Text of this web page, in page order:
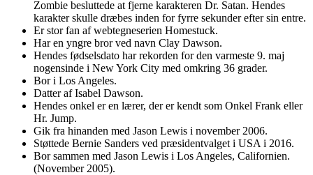
Zombie besluttede at fjerne karakteren Dr. Satan. Hendes
karakter skulle dræbes inden for fyrre sekunder efter sin entre.
Er stor fan af webtegneserien Homestuck.
Har en yngre bror ved navn Clay Dawson.
Hendes fødselsdato har rekorden for den varmeste 9. maj
nogensinde i New York City med omkring 36 grader.
Bor i Los Angeles.
Datter af Isabel Dawson.
Hendes onkel er en lærer, der er kendt som Onkel Frank eller
Hr. Jump.
Gik fra hinanden med Jason Lewis i november 2006.
Støttede Bernie Sanders ved præsidentvalget i USA i 2016.
Bor sammen med Jason Lewis i Los Angeles, Californien.
(November 2005).